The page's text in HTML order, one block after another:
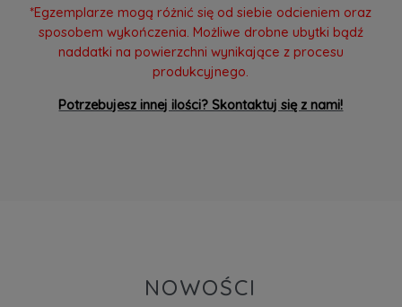
*Egzemplarze mogą różnić się od siebie odcieniem oraz
sposobem wykończenia. Możliwe drobne ubytki bądź
naddatki na powierzchni wynikające z procesu
produkcyjnego.
Potrzebujesz innej ilości? Skontaktuj się z nami!
NOWOŚCI